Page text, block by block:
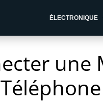
ÉLECTRONIQUE
une